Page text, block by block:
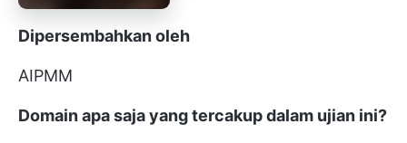
Dipersembahkan oleh
AIPMM
Domain apa saja yang tercakup dalam ujian ini?